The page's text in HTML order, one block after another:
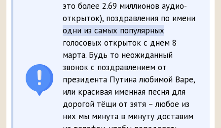
это более 2.69 миллионов аудио-
открыток), поздравления по имени
одни из самых популярных
голосовых открыток с днём 8
марта. Будь то неожиданный
звонок с поздравлением от
президента Путина любимой Варе,
или красивая именная песня для
дорогой тёщи от зятя – любое из
них мы минута в минуту доставим